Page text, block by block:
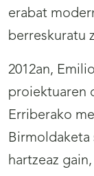
erabat
berreskuratu
2012an,
proiektuaren
Erriberako
Birmoldaketa
hartzeaz